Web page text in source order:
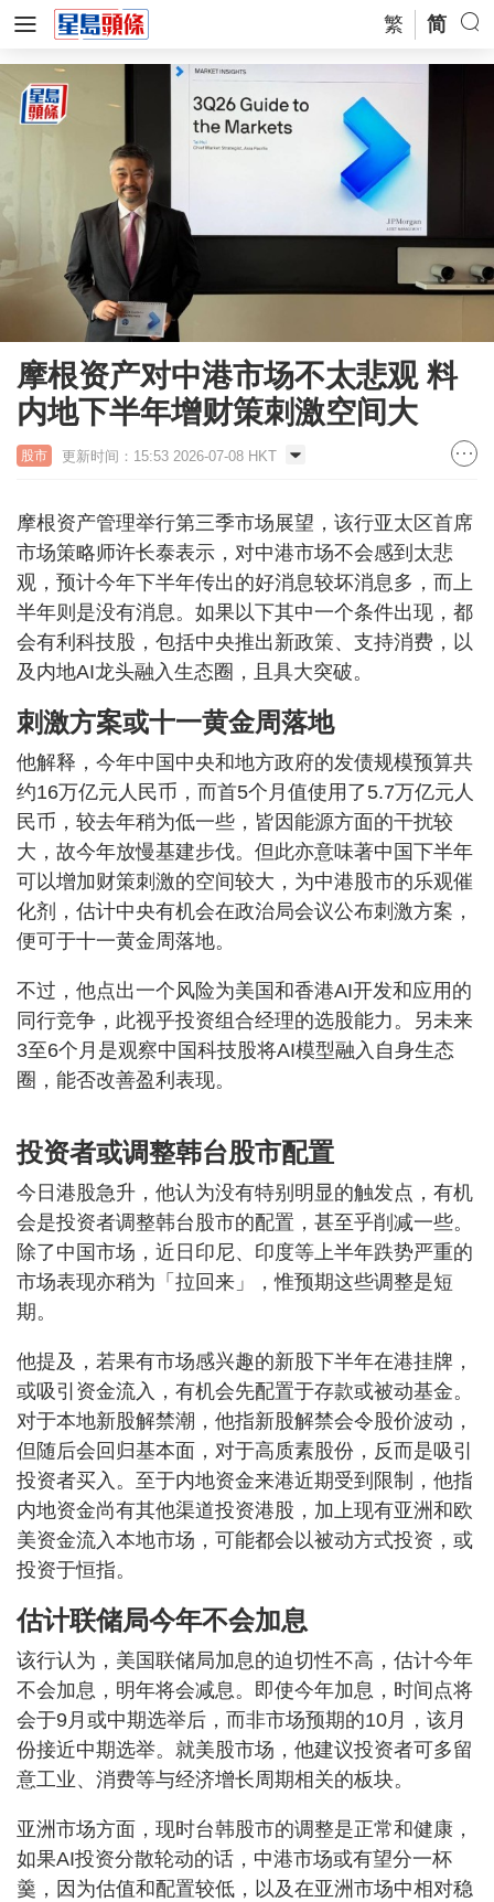
繁 简
摩根资产对中港市场不太悲观 料
内地下半年增财策刺激空间大
股市 更新时间：15:53 2026-07-08 HKT
摩根资产管理举行第三季市场展望，该行亚太区首席
市场策略师许长泰表示，对中港市场不会感到太悲
观，预计今年下半年传出的好消息较坏消息多，而上
半年则是没有消息。如果以下其中一个条件出现，都
会有利科技股，包括中央推出新政策、支持消费，以
及内地AI龙头融入生态圈，且具大突破。
刺激方案或十一黄金周落地
他解释，今年中国中央和地方政府的发债规模预算共
约16万亿元人民币，而首5个月值使用了5.7万亿元人
民币，较去年稍为低一些，皆因能源方面的干扰较
大，故今年放慢基建步伐。但此亦意味著中国下半年
可以增加财策刺激的空间较大，为中港股市的乐观催
化剂，估计中央有机会在政治局会议公布刺激方案，
便可于十一黄金周落地。
不过，他点出一个风险为美国和香港AI开发和应用的
同行竞争，此视乎投资组合经理的选股能力。另未来
3至6个月是观察中国科技股将AI模型融入自身生态
圈，能否改善盈利表现。
投资者或调整韩台股市配置
今日港股急升，他认为没有特别明显的触发点，有机
会是投资者调整韩台股市的配置，甚至乎削减一些。
除了中国市场，近日印尼、印度等上半年跌势严重的
市场表现亦稍为「拉回来」，惟预期这些调整是短
期。
他提及，若果有市场感兴趣的新股下半年在港挂牌，
或吸引资金流入，有机会先配置于存款或被动基金。
对于本地新股解禁潮，他指新股解禁会令股价波动，
但随后会回归基本面，对于高质素股份，反而是吸引
投资者买入。至于内地资金来港近期受到限制，他指
内地资金尚有其他渠道投资港股，加上现有亚洲和欧
美资金流入本地市场，可能都会以被动方式投资，或
投资于恒指。
估计联储局今年不会加息
该行认为，美国联储局加息的迫切性不高，估计今年
不会加息，明年将会减息。即使今年加息，时间点将
会于9月或中期选举后，而非市场预期的10月，该月
份接近中期选举。就美股市场，他建议投资者可多留
意工业、消费等与经济增长周期相关的板块。
亚洲市场方面，现时台韩股市的调整是正常和健康，
如果AI投资分散轮动的话，中港市场或有望分一杯
羹，因为估值和配置较低，以及在亚洲市场中相对稳